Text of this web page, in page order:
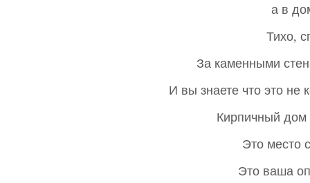
а в
Тихо,
За каменными
И вы знаете что это не
Кирпичный
Это место
Это ваша